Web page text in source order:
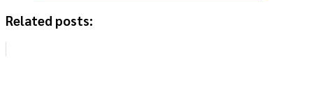
Related posts: